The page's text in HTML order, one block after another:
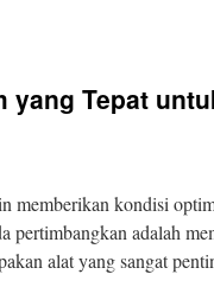
Ranchu
yang Tepat
memberikan kondisi
pertimbangkan adalah
alat yang sangat